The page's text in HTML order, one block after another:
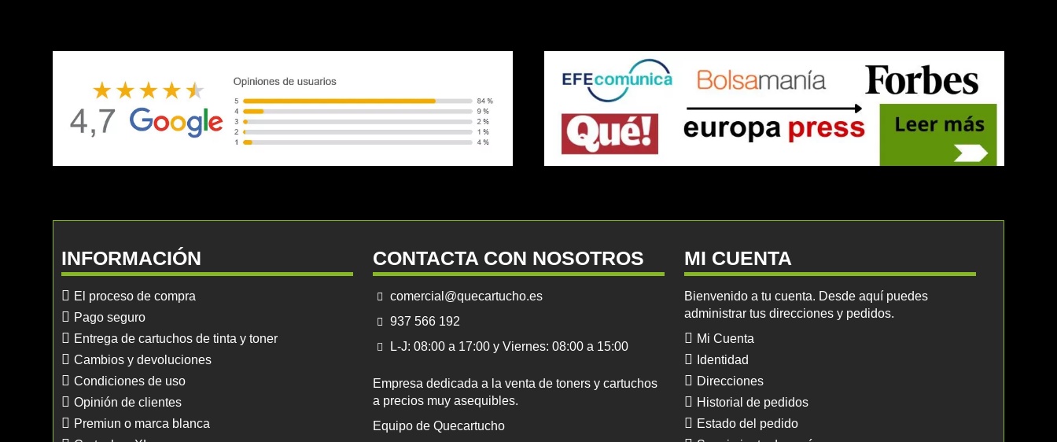
INFORMACIÓN
El proceso de compra
Pago seguro
Entrega de cartuchos de tinta y toner
Cambios y devoluciones
Condiciones de uso
Opinión de clientes
Premiun o marca blanca
CONTACTA CON NOSOTROS
comercial@quecartucho.es
937 566 192
L-J: 08:00 a 17:00 y Viernes: 08:00 a 15:00
Empresa dedicada a la venta de toners y cartuchos
a precios muy asequibles.
Equipo de Quecartucho
MI CUENTA
Bienvenido a tu cuenta. Desde aquí puedes
administrar tus direcciones y pedidos.
Mi Cuenta
Identidad
Direcciones
Historial de pedidos
Estado del pedido